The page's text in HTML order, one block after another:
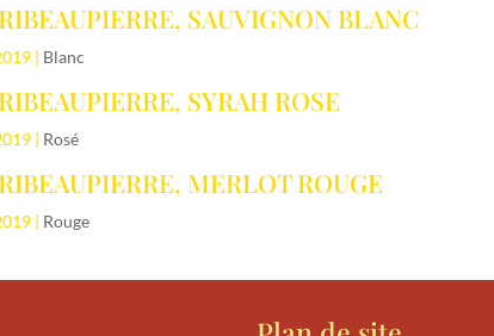
SAUVIGNON BLANC
| Blanc
SYRAH ROSE
| Rosé
MERLOT ROUGE
| Rouge